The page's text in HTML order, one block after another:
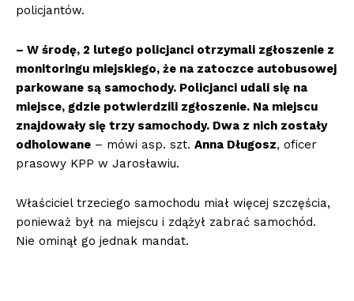
policjantów.
– W środę, 2 lutego policjanci otrzymali zgłoszenie z
monitoringu miejskiego, że na zatoczce autobusowej
parkowane są samochody. Policjanci udali się na
miejsce, gdzie potwierdzili zgłoszenie. Na miejscu
znajdowały się trzy samochody. Dwa z nich zostały
odholowane – mówi asp. szt. Anna Długosz, oficer
prasowy KPP w Jarosławiu.
Właściciel trzeciego samochodu miał więcej szczęścia,
ponieważ był na miejscu i zdążył zabrać samochód.
Nie ominął go jednak mandat.